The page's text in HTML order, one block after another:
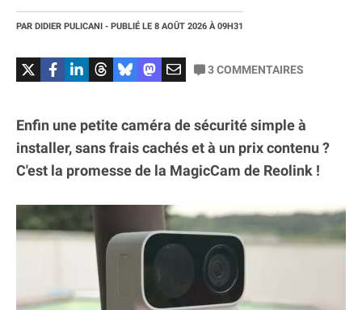
PAR DIDIER PULICANI - PUBLIÉ LE 8 AOÛT 2026 À 09H31
3COMMENTAIRES
Enfin une petite caméra de sécurité simple à
installer, sans frais cachés et à un prix contenu ?
C'est la promesse de la MagicCam de Reolink !